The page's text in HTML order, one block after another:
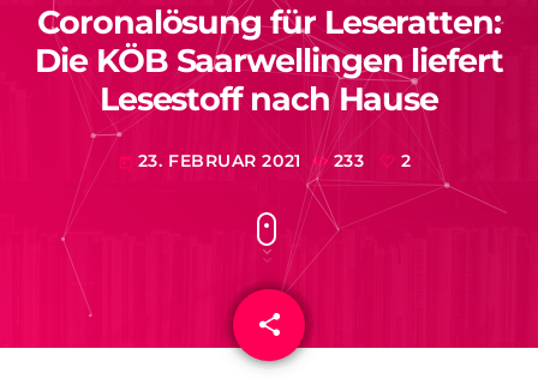
Coronalösung für Leseratten:
Die KÖB Saarwellingen liefert
Lesestoff nach Hause
today 23. FEBRUAR 2021 233 2
share
email